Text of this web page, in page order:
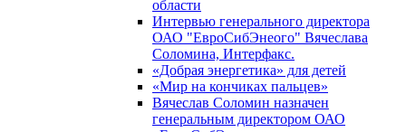
области
Интервью генерального директора
ОАО "ЕвроСибЭнеого" Вячеслава
Соломина, Интерфакс.
«Добрая энергетика» для детей
«Мир на кончиках пальцев»
Вячеслав Соломин назначен
генеральным директором ОАО